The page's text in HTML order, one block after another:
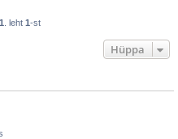
1 . leht 1-st
Hüppa